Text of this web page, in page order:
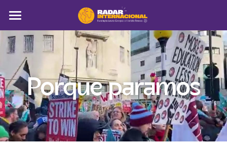
Sobre
Colunistas
América Latina
Notícias
Artigos
Porque paramos